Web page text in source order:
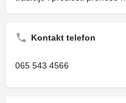
Kontakt telefon
065 543 4566